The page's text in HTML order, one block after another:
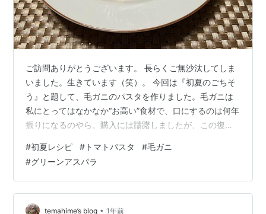
ご訪問ありがとうございます。 長らくご無沙汰してしま
いました。生きています（笑）。 今回は『初夏のごちそ
う』と題して、毛ガニのパスタを作りました。毛ガニは
私にとってはなかなか“お高い”食材で、口にするのは何年
振りになるのやら。購入には躊躇しましたが、この復活
てみました😁 今回は前編としてトマトソースのパスタで
す。 ★毛ガニとアスパラのリングイネ 材料（少なめ１人
分） 作り方 材料（少なめ１人分） リングイネ（ロング
パスタ） ６０g 毛ガニのむき身 ３０gくらい 毛ガニのみ
そ 大さじ１くらい にんにく（潰す） 小１/２片 ミニトマ
#初夏レシピ # トマトパスタ #毛ガニ
#グリーンアスパラ
temahime’s blog • 1年前